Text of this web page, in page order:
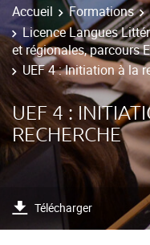
Accueil Formations
Licence Langues
et régionales, parcours
UEF 4 : Initiation à la
UEF 4 :
RECHERCHE
Télécharger